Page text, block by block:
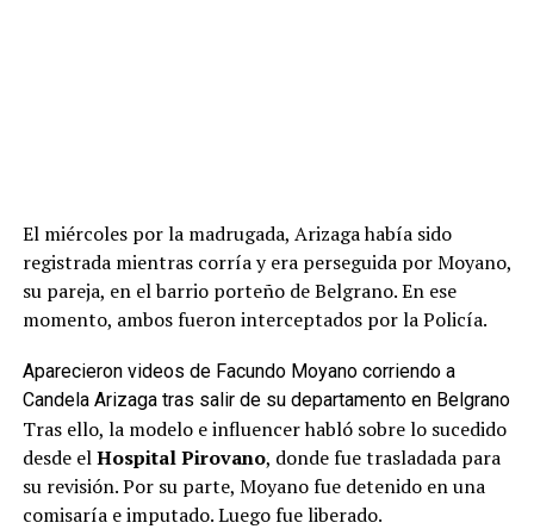
El miércoles por la madrugada, Arizaga había sido
registrada mientras corría y era perseguida por Moyano,
su pareja, en el barrio porteño de Belgrano. En ese
momento, ambos fueron interceptados por la Policía.
Aparecieron videos de Facundo Moyano corriendo a
Candela Arizaga tras salir de su departamento en Belgrano
Tras ello, la modelo e influencer habló sobre lo sucedido
desde elHospital Pirovano, donde fue trasladada para
su revisión. Por su parte, Moyano fue detenido en una
comisaría e imputado. Luego fue liberado.